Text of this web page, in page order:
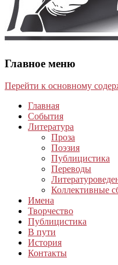
Главное меню
Перейти к основному
Главная
События
Литература
Проза
Поэзия
Публицистика
Переводы
Коллективные
Имена
Творчество
Публицистика
В пути
История
Контакты